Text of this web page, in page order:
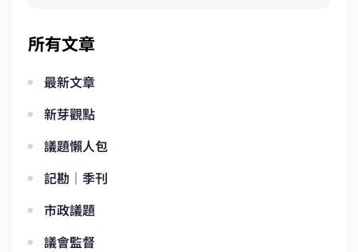
所有文章
最新文章
新芽觀點
議題懶人包
記勘｜季刊
市政議題
議會監督